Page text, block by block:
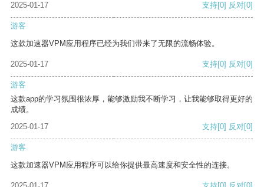
2025-01-17 支持[0] 反对[0]
游客
这款加速器VPM应用程序已经为我们带来了无限的流畅体验。
2025-01-17 支持[0] 反对[0]
游客
这款app的学习氛围很浓厚，能够激励我不断学习，让我能够取得更好的
成绩。
2025-01-17
支持[0] 反对[0]
游客
这款加速器VPM应用程序可以给你提供最高速度和安全性的连接。